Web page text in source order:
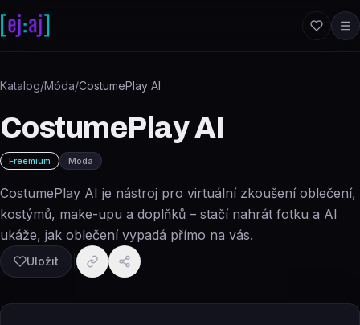
Katalog/Móda/CostumePlay AI
CostumePlay AI
Freemium Móda
CostumePlay AI je nástroj pro virtuální zkoušení oblečení,
kostýmů, make-upu a doplňků – stačí nahrát fotku a AI
ukáže, jak oblečení vypadá přímo na vás.
Uložit